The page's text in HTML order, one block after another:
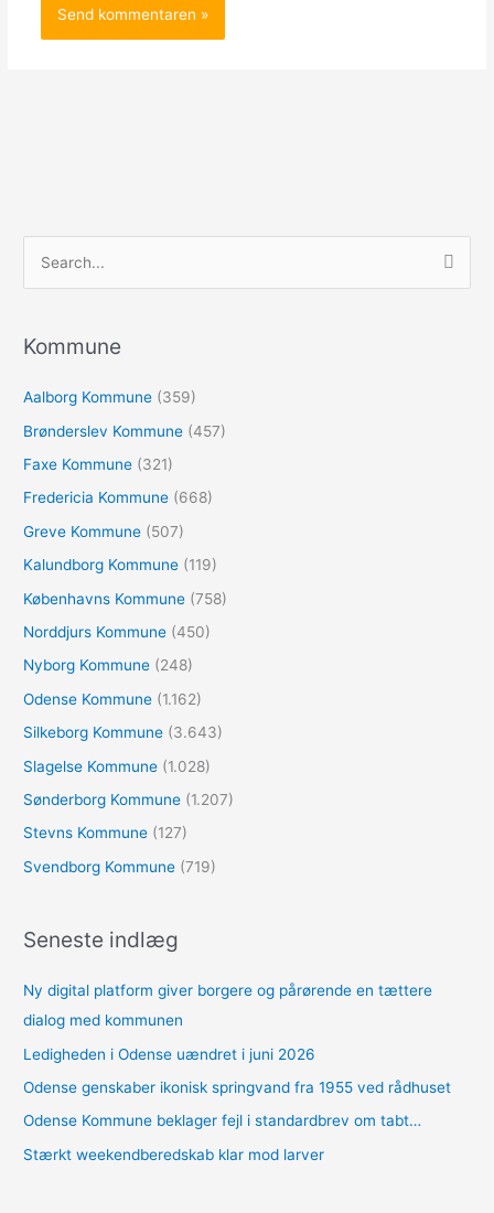
e
t
e
r
Kommune
Aalborg Kommune (359)
Brønderslev Kommune (457)
Faxe Kommune (321)
Fredericia Kommune (668)
Greve Kommune (507)
Kalundborg Kommune (119)
Københavns Kommune (758)
Norddjurs Kommune (450)
Nyborg Kommune (248)
Odense Kommune (1.162)
Silkeborg Kommune (3.643)
Slagelse Kommune (1.028)
Sønderborg Kommune (1.207)
Stevns Kommune (127)
Svendborg Kommune (719)
Seneste indlæg
Ny digital platform giver borgere og pårørende en tættere
dialog med kommunen
Ledigheden i Odense uændret i juni 2026
Odense genskaber ikonisk springvand fra 1955 ved rådhuset
Odense Kommune beklager fejl i standardbrev om tabt…
Stærkt weekendberedskab klar mod larver